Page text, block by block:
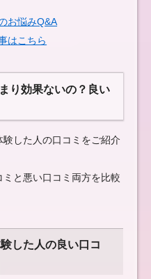
お悩みQ&A
はこちら
り効果ないの？良い
した人の口コミをご紹介
と悪い口コミ両方を比較
した人の良い口コ